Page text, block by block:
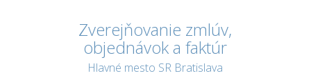
Zverejňovanie zmlúv,
objednávok a faktúr
Hlavné mesto SR Bratislava